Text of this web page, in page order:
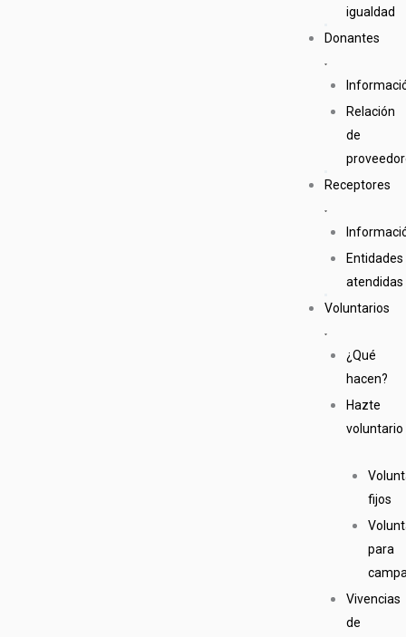
igualdad
Donantes
Relación
de
Receptores
Entidades
atendidas
Voluntarios
¿Qué
hacen?
Hazte
voluntario
fijos
para
Vivencias
de